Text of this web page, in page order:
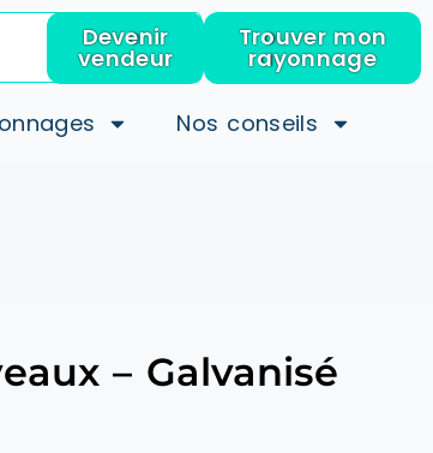
Devenir
vendeur
Trouver mon
rayonnage
Nos conseils
– Galvanisé